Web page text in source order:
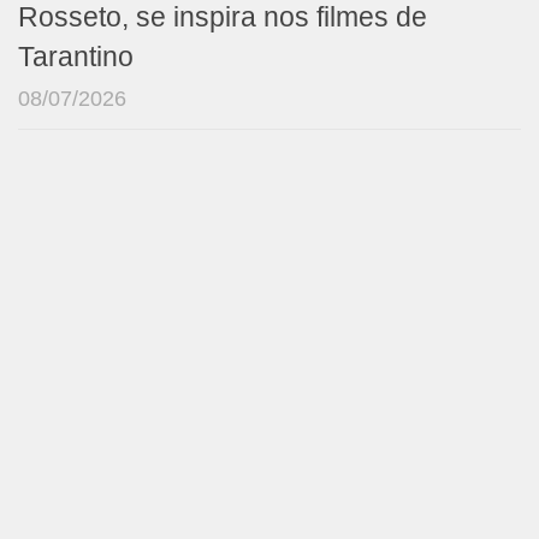
Rosseto, se inspira nos filmes de
Tarantino
08/07/2026